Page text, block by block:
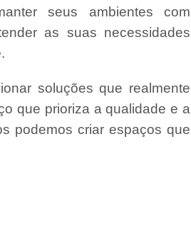
seus ambientes com
as suas necessidades
.
soluções que realmente
que prioriza a qualidade e a
podemos criar espaços que